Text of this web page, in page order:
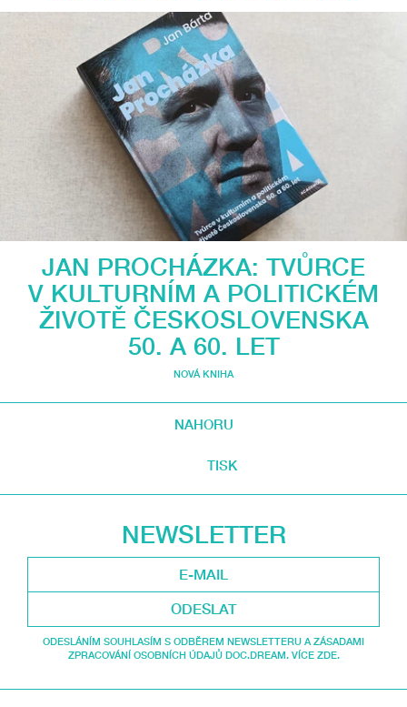
JAN PROCHÁZKA: TVŮRCE
V KULTURNÍM A POLITICKÉM
ŽIVOTĚ ČESKOSLOVENSKA
50. A 60. LET
NOVÁ KNIHA
NAHORU
TISK
NEWSLETTER
ODESLAT
ODESLÁNÍM SOUHLASÍM S ODBĚREM NEWSLETTERU A ZÁSADAMI
ZPRACOVÁNÍ OSOBNÍCH ÚDAJŮ DOC.DREAM. VÍCE ZDE.